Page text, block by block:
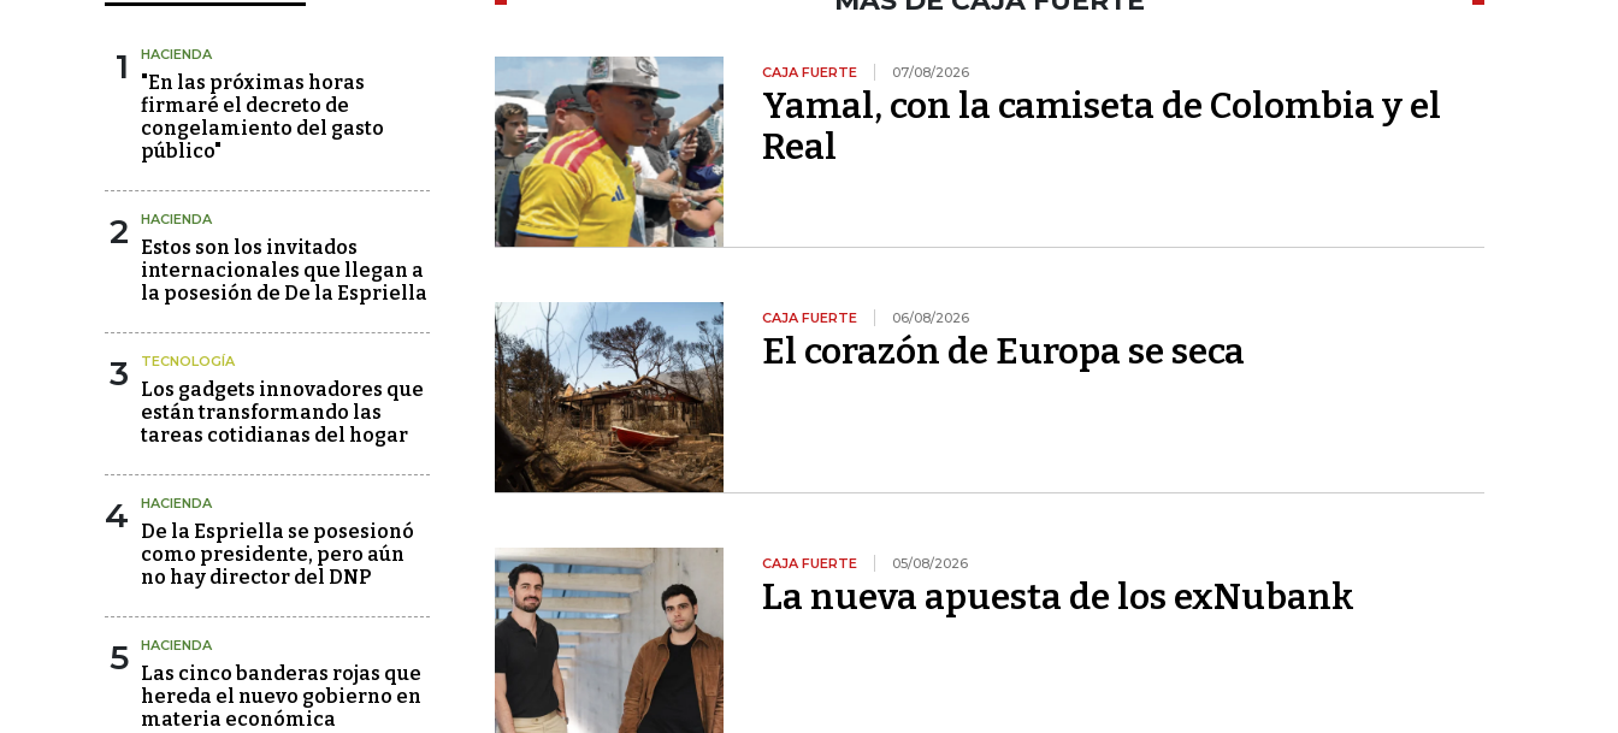
1 HACIENDA
"En las próximas horas
firmaré el decreto de
congelamiento del gasto
público"
2 HACIENDA
Estos son los invitados
internacionales que llegan a
la posesión de De la Espriella
3 TECNOLOGÍA
Los gadgets innovadores que
están transformando las
tareas cotidianas del hogar
4 HACIENDA
De la Espriella se posesionó
como presidente, pero aún
no hay director del DNP
5 HACIENDA
Las cinco banderas rojas que
hereda el nuevo gobierno en
materia económica
CAJA FUERTE 07/08/2026
Yamal, con la camiseta de Colombia y el
Real
CAJA FUERTE 06/08/2026
El corazón de Europa se seca
CAJA FUERTE 05/08/2026
La nueva apuesta de los exNubank